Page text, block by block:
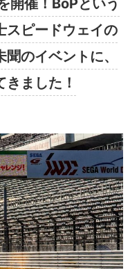
開催！BoPという
スピードウェイの
のイベントに、
ました！